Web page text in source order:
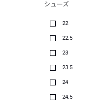
シューズ
22
22.5
23
23.5
24
24.5